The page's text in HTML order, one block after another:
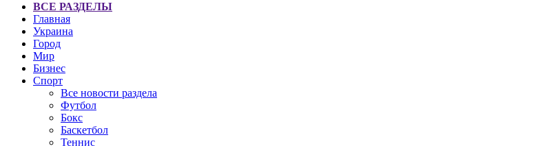
ВСЕ РАЗДЕЛЫ
Главная
Украина
Город
Мир
Бизнес
Спорт
Все новости раздела
Футбол
Бокс
Баскетбол
Теннис